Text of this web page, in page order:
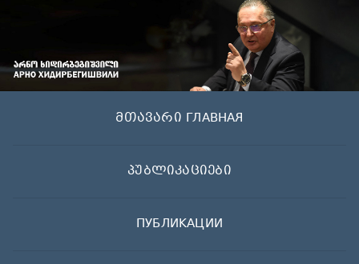
მთავარი ГЛАВНАЯ
პუბლიკაციები
ПУБЛИКАЦИИ